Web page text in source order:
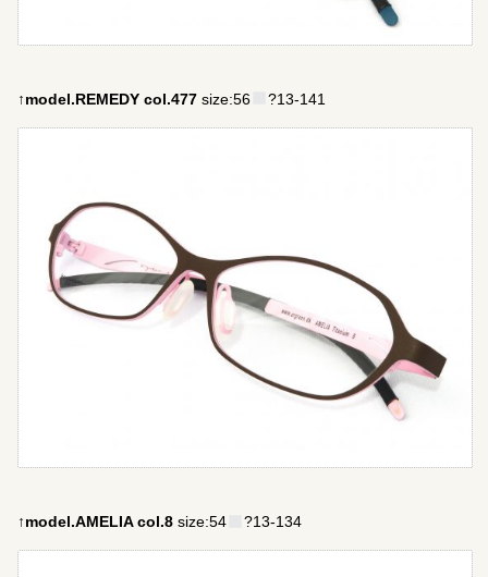
↑model.REMEDY col.477 size:56 ?13-141
↑model.AMELIA col.8 size:54 ?13-134